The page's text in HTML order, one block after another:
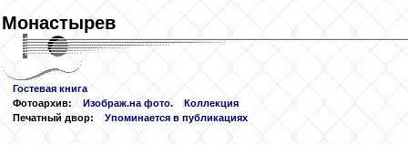
Монастырев
Гостевая книга
Фотоархив:
Изображ.на фото.
Коллекция
Печатный двор:
Упоминается в публикациях